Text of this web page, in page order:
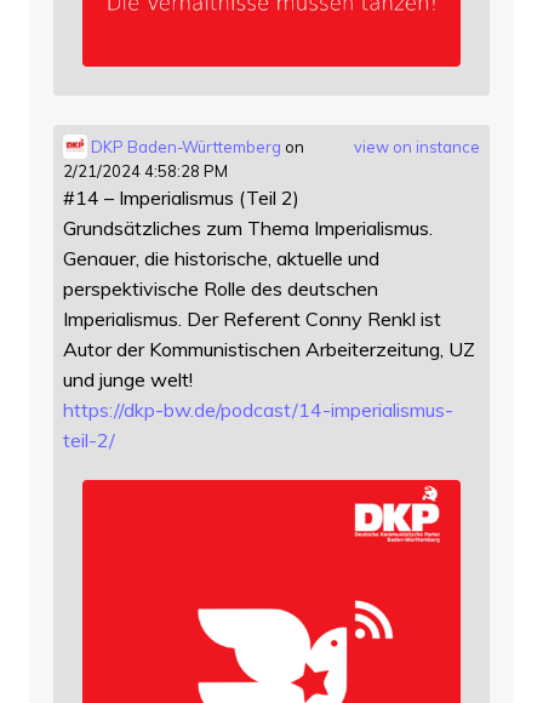
view on instance
DKP Baden-Württemberg on
2/21/2024 4:58:28 PM
#14 – Imperialismus (Teil 2)
Grundsätzliches zum Thema Imperialismus.
Genauer, die historische, aktuelle und
perspektivische Rolle des deutschen
Imperialismus. Der Referent Conny Renkl ist
Autor der Kommunistischen Arbeiterzeitung, UZ
und junge welt!
https://dkp-bw.de/podcast/14-imperialismus-
teil-2/